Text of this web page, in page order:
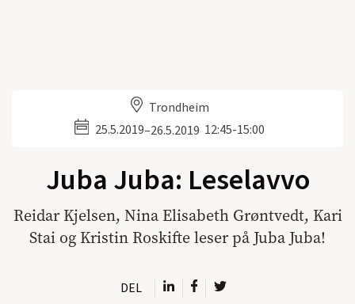
Trondheim
25.5.2019–26.5.2019 12:45-15:00
Juba Juba: Leselavvo
Reidar Kjelsen, Nina Elisabeth Grøntvedt, Kari
Stai og Kristin Roskifte leser på Juba Juba!
DEL